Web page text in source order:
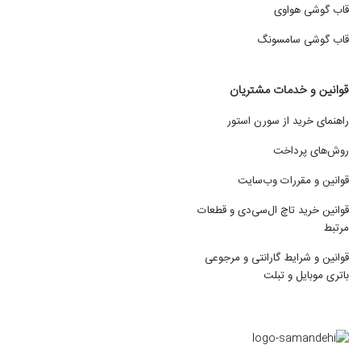
قاب گوشی هواوی
قاب گوشی سامسونگ
قوانین و خدمات مشتریان
راهنمای خرید از سورن استور
روش‌های پرداخت
قوانین و مقررات وب‌سایت
قوانین خرید تاچ ال‌سی‌دی و قطعات
مرتبط
قوانین و شرایط گارانتی و مرجوعی
باتری موبایل و تبلت